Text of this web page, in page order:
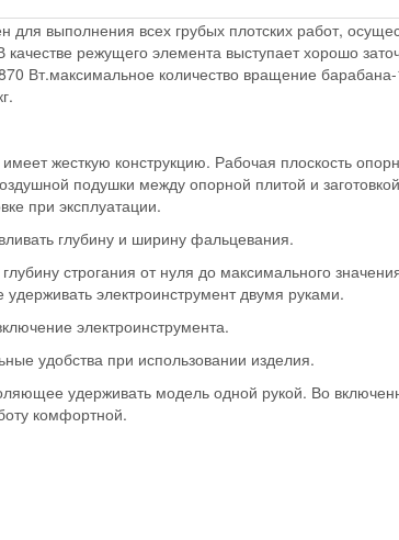
для выполнения всех грубых плотских работ,
режущего элемента выступает хорошо
Вт.максимальное количество вращение
жесткую конструкцию. Рабочая плоскость
подушки между опорной плитой и
при эксплуатации.
глубину и ширину фальцевания.
строгания от нуля до максимального
электроинструмент двумя руками.
электроинструмента.
удобства при использовании изделия.
удерживать модель одной рукой. Во
комфортной.